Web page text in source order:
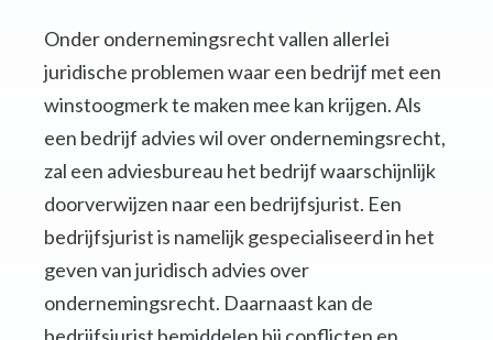
Onder ondernemingsrecht vallen allerlei
juridische problemen waar een bedrijf met een
winstoogmerk te maken mee kan krijgen. Als
een bedrijf advies wil over ondernemingsrecht,
zal een adviesbureau het bedrijf waarschijnlijk
doorverwijzen naar een bedrijfsjurist. Een
bedrijfsjurist is namelijk gespecialiseerd in het
geven van juridisch advies over
ondernemingsrecht. Daarnaast kan de